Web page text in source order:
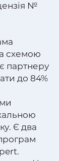
№
схемою
партнеру
до 84%
Є два